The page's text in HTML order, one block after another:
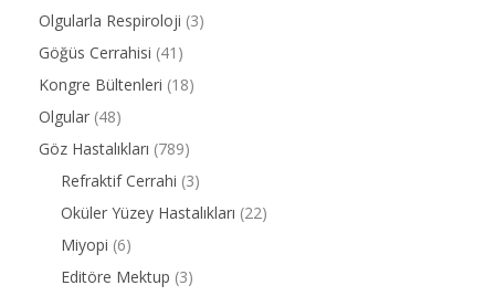
Olgularla Respiroloji (3)
Göğüs Cerrahisi (41)
Kongre Bültenleri (18)
Olgular (48)
Göz Hastalıkları (789)
Refraktif Cerrahi (3)
Oküler Yüzey Hastalıkları (22)
Miyopi (6)
Editöre Mektup (3)